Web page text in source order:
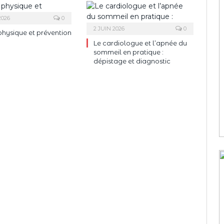
0
et prévention 2 JUIN 2026 0
Le cardiologue et l’apnée du
sommeil en pratique :
dépistage et diagnostic